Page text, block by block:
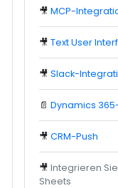
🎥MCP-
🎥Text User
🎥Slack-
📄Dynamics
🎥CRM-Push
🎥Integrieren
Sheets